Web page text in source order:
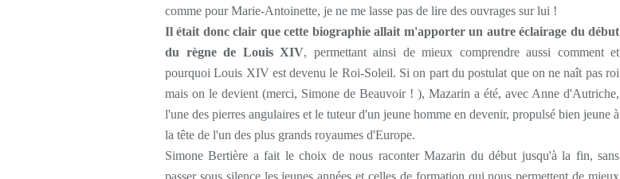
comme pour Marie-Antoinette, je ne me lasse pas de lire des ouvrages sur lui !
Il était donc clair que cette biographie allait m'apporter un autre éclairage du début
du règne de Louis XIV, permettant ainsi de mieux comprendre aussi comment et
pourquoi Louis XIV est devenu le Roi-Soleil. Si on part du postulat que on ne naît pas roi
mais on le devient (merci, Simone de Beauvoir ! ), Mazarin a été, avec Anne d'Autriche,
l'une des pierres angulaires et le tuteur d'un jeune homme en devenir, propulsé bien jeune à
la tête de l'un des plus grands royaumes d'Europe.
Simone Bertière a fait le choix de nous raconter Mazarin du début jusqu'à la fin, sans
passer sous silence les jeunes années et celles de formation qui nous permettent de mieux